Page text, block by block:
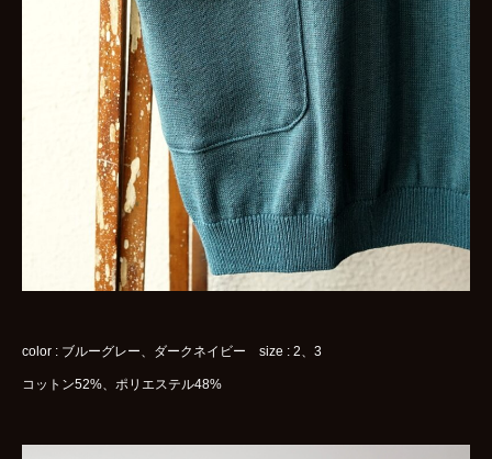
color : ブルーグレー、ダークネイビー size : 2、3
コットン52%、ポリエステル48%